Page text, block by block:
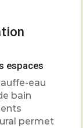
espaces
eau
bain
permet